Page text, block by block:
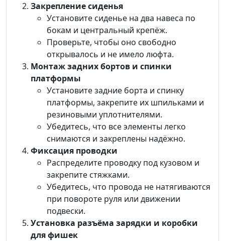
Закрепление сиденья
Установите сиденье на два навеса по
бокам и центральный крепёж.
Проверьте, чтобы оно свободно
открывалось и не имело люфта.
Монтаж задних бортов и спинки
платформы
Установите задние борта и спинку
платформы, закрепите их шпильками и
резиновыми уплотнителями.
Убедитесь, что все элементы легко
снимаются и закреплены надёжно.
Фиксация проводки
Распределите проводку под кузовом и
закрепите стяжками.
Убедитесь, что провода не натягиваются
при повороте руля или движении
подвески.
Установка разъёма зарядки и коробки
для фишек